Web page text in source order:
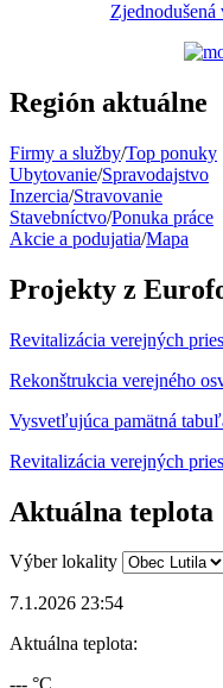
Zjednodušená
Región aktuálne
Firmy a služby/Top ponuky
Ubytovanie/Spravodajstvo
Inzercia/Stravovanie
Stavebníctvo/Ponuka práce
Akcie a podujatia/Mapa
Projekty z
Revitalizácia verejných
Rekonštrukcia verejného
Vysvetľujúca pamätná
Revitalizácia verejných
Aktuálna teplota
Výber lokality
7.1.2026 23:54
Aktuálna teplota: